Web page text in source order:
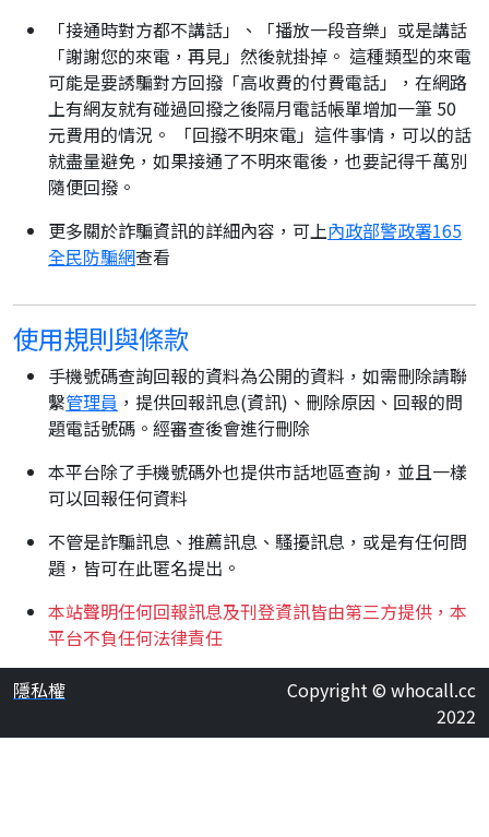
「接通時對方都不講話」、「播放一段音樂」或是講話
「謝謝您的來電，再見」然後就掛掉。 這種類型的來電
可能是要誘騙對方回撥「高收費的付費電話」，在網路
上有網友就有碰過回撥之後隔月電話帳單增加一筆 50
元費用的情況。 「回撥不明來電」這件事情，可以的話
就盡量避免，如果接通了不明來電後，也要記得千萬別
隨便回撥。
更多關於詐騙資訊的詳細內容，可上內政部警政署165
全民防騙網查看
使用規則與條款
手機號碼查詢回報的資料為公開的資料，如需刪除請聯
繫管理員 ，提供回報訊息(資訊)、刪除原因、回報的問
題電話號碼。經審查後會進行刪除
本平台除了手機號碼外也提供市話地區查詢，並且一樣
可以回報任何資料
不管是詐騙訊息、推薦訊息、騷擾訊息，或是有任何問
題，皆可在此匿名提出。
本站聲明任何回報訊息及刊登資訊皆由第三方提供，本
平台不負任何法律責任
隱私權
Copyright © whocall.cc
2022